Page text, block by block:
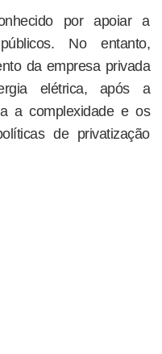
por apoiar a
No entanto,
da empresa privada
elétrica, após a
a complexidade e os
de privatização